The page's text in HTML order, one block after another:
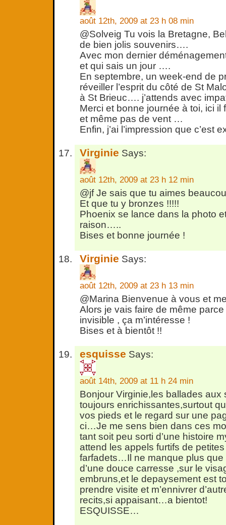
août 12th, 2009 at 23 h 08 min
@Solveig Tu vois la Bretagne,
de bien jolis souvenirs….
Avec mon dernier
et qui sais un jour ….
En septembre, un week-end de
réveiller l’esprit du côté de St
à St Brieuc…. j’attends avec
Merci et bonne journée à toi, ici il
et même pas de vent …
Enfin, j’ai l’impression que c’est
Virginie Says:
août 12th, 2009 at 23 h 12 min
@jf Je sais que tu aimes
Et que tu y bronzes !!!!!
Phoenix se lance dans la photo
raison…..
Bises et bonne journée !
Virginie Says:
août 12th, 2009 at 23 h 13 min
@Marina Bienvenue à vous et
Alors je vais faire de même
invisible , ça m’intéresse !
Bises et à bientôt !!
esquisse Says:
août 14th, 2009 at 11 h 24 min
Bonjour Virginie,les ballades aux
toujours enrichissantes,surtout
vos pieds et le regard sur une
ci…Je me sens bien dans ces
tant soit peu sorti d’une histoire
attend les appels furtifs de
farfadets…Il ne manque plus que
d’une douce carresse ,sur le
embruns,et le depaysement est
prendre visite et m’ennivrer
recits,si appaisant…a bientot!
ESQUISSE…